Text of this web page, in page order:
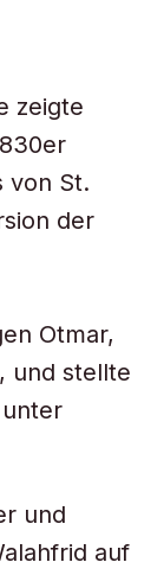
zeigte
von St.
der
Otmar,
und stellte
und
auf